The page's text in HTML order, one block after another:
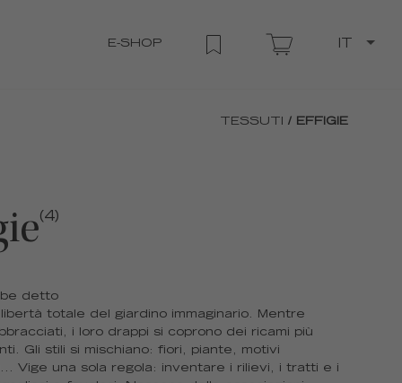
E-SHOP
TESSUTI / EFFIGIE
(4)
detto
libertà totale del giardino immaginario. Mentre
i loro drappi si coprono dei ricami più
Gli stili si mischiano: fiori, piante, motivi
Vige una sola regola: inventare i rilievi, i tratti e i